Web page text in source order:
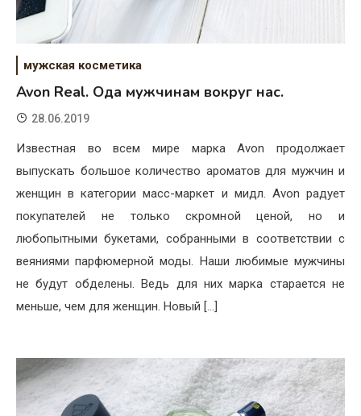
мужская косметика
Avon Real. Ода мужчинам вокруг нас.
28.06.2019
Известная во всем мире марка Avon продолжает
выпускать большое количество ароматов для мужчин и
женщин в категории масс-маркет и мидл. Avon радует
покупателей не только скромной ценой, но и
любопытными букетами, собранными в соответствии с
веяниями парфюмерной моды. Наши любимые мужчины
не будут обделены. Ведь для них марка старается не
меньше, чем для женщин. Новый […]